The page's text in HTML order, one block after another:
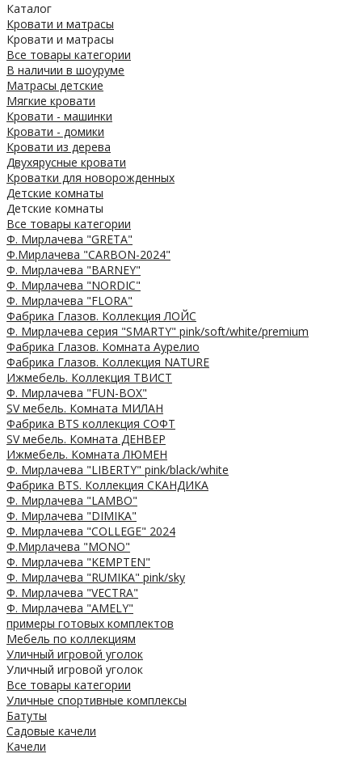
Каталог
Кровати и матрасы
Кровати и матрасы
Все товары категории
В наличии в шоуруме
Матрасы детские
Мягкие кровати
Кровати - машинки
Кровати - домики
Кровати из дерева
Двухярусные кровати
Кроватки для новорожденных
Детские комнаты
Детские комнаты
Все товары категории
Ф. Мирлачева "GRETA"
Ф.Мирлачева "CARBON-2024"
Ф. Мирлачева "BARNEY"
Ф. Мирлачева "NORDIC"
Ф. Мирлачева "FLORA"
Фабрика Глазов. Коллекция ЛОЙС
Ф. Мирлачева серия "SMARTY" pink/soft/white/premium
Фабрика Глазов. Комната Аурелио
Фабрика Глазов. Коллекция NATURE
Ижмебель. Коллекция ТВИСТ
Ф. Мирлачева "FUN-BOX"
SV мебель. Комната МИЛАН
Фабрика BTS коллекция СОФТ
SV мебель. Комната ДЕНВЕР
Ижмебель. Комната ЛЮМЕН
Ф. Мирлачева "LIBERTY" pink/black/white
Фабрика BTS. Коллекция СКАНДИКА
Ф. Мирлачева "LAMBO"
Ф. Мирлачева "DIMIKA"
Ф. Мирлачева "COLLEGE" 2024
Ф.Мирлачева "MONO"
Ф. Мирлачева "KEMPTEN"
Ф. Мирлачева "RUMIKA" pink/sky
Ф. Мирлачева "VECTRA"
Ф. Мирлачева "AMELY"
примеры готовых комплектов
Мебель по коллекциям
Уличный игровой уголок
Уличный игровой уголок
Все товары категории
Уличные спортивные комплексы
Батуты
Садовые качели
Качели